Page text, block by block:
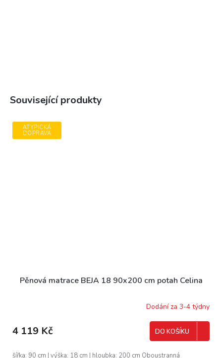
Související produkty
ATYPICKÁ
DOPRAVA
Pěnová matrace BEJA 18 90x200 cm potah Celina
Dodání za 3-4 týdny
4 119 Kč DO KOŠÍKU
šířka: 90 cm | výška: 18 cm | hloubka: 200 cm Oboustranná